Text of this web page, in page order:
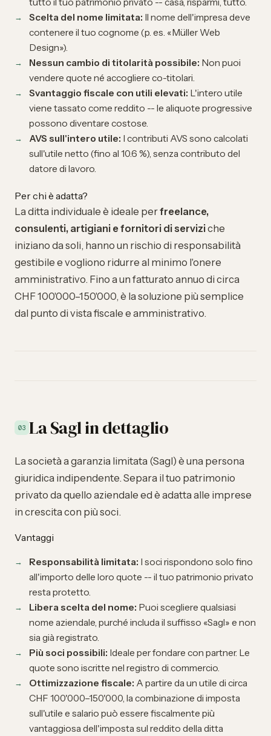
Scelta del nome limitata: Il nome dell'impresa deve
contenere il tuo cognome (p. es. «Müller Web
Design»).
Nessun cambio di titolarità possibile: Non puoi
vendere quote né accogliere co-titolari.
Svantaggio fiscale con utili elevati: L'intero utile
viene tassato come reddito -- le aliquote progressive
possono diventare costose.
AVS sull'intero utile: I contributi AVS sono calcolati
sull'utile netto (fino al 10.6 %), senza contributo del
datore di lavoro.
Per chi è adatta?
La ditta individuale è ideale perfreelance,
consulenti, artigiani e fornitori di serviziche
iniziano da soli, hanno un rischio di responsabilità
gestibile e vogliono ridurre al minimo l'onere
amministrativo. Fino a un fatturato annuo di circa
CHF 100'000–150'000, è la soluzione più semplice
dal punto di vista fiscale e amministrativo.
03 La Sagl in dettaglio
La società a garanzia limitata (Sagl) è una persona
giuridica indipendente. Separa il tuo patrimonio
privato da quello aziendale ed è adatta alle imprese
in crescita con più soci.
Vantaggi
Responsabilità limitata: I soci rispondono solo fino
all'importo delle loro quote -- il tuo patrimonio privato
resta protetto.
Libera scelta del nome: Puoi scegliere qualsiasi
nome aziendale, purché includa il suffisso «Sagl» e non
sia già registrato.
Più soci possibili: Ideale per fondare con partner. Le
quote sono iscritte nel registro di commercio.
Ottimizzazione fiscale: A partire da un utile di circa
CHF 100'000–150'000, la combinazione di imposta
sull'utile e salario può essere fiscalmente più
vantaggiosa dell'imposta sul reddito della ditta